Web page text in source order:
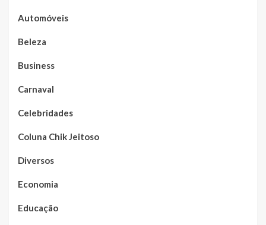
Automóveis
Beleza
Business
Carnaval
Celebridades
Coluna Chik Jeitoso
Diversos
Economia
Educação